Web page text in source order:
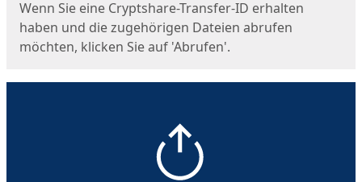
Wenn Sie eine Cryptshare-Transfer-ID erhalten
haben und die zugehörigen Dateien abrufen
möchten, klicken Sie auf 'Abrufen'.